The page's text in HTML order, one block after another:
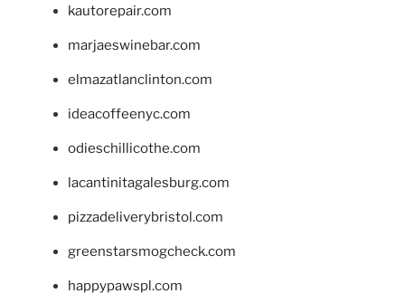
kautorepair.com
marjaeswinebar.com
elmazatlanclinton.com
ideacoffeenyc.com
odieschillicothe.com
lacantinitagalesburg.com
pizzadeliverybristol.com
greenstarsmogcheck.com
happypawspl.com